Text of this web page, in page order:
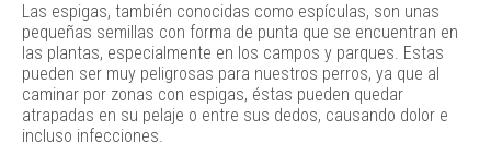
Las espigas, también conocidas como espículas, son unas
pequeñas semillas con forma de punta que se encuentran en
las plantas, especialmente en los campos y parques. Estas
pueden ser muy peligrosas para nuestros perros, ya que al
caminar por zonas con espigas, éstas pueden quedar
atrapadas en su pelaje o entre sus dedos, causando dolor e
incluso infecciones.